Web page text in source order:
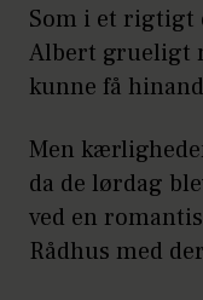
Som i et rigtigt
Albert grueligt
kunne få
Men
da de lørdag
ved en
Rådhus med